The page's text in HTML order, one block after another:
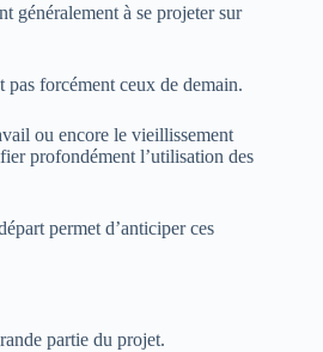
généralement à se projeter sur
pas forcément ceux de demain.
ou encore le vieillissement
profondément l’utilisation des
permet d’anticiper ces
partie du projet.